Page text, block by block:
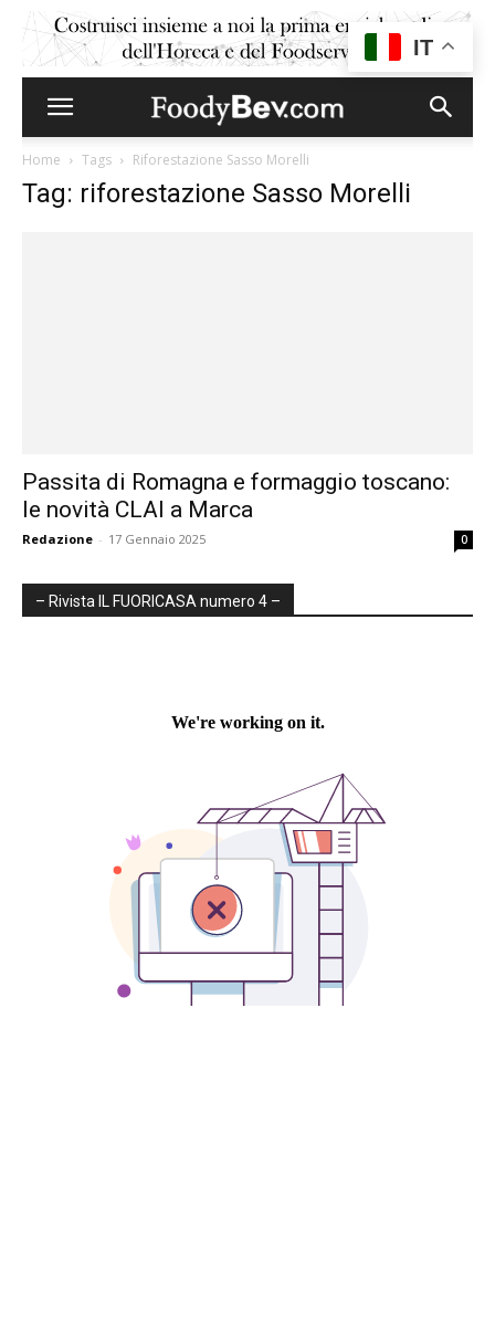
Home Tags Riforestazione Sasso Morelli
Tag: riforestazione Sasso Morelli
Passita di Romagna e formaggio toscano:
le novità CLAI a Marca
Redazione - 17 Gennaio 2025 0
– Rivista IL FUORICASA numero 4 –
IT